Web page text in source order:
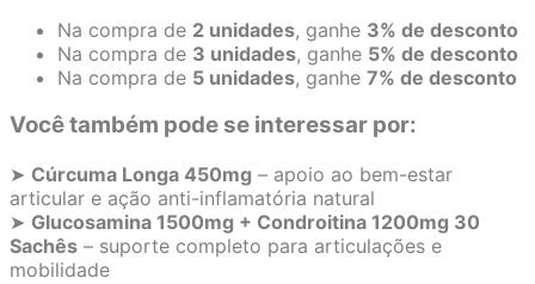
Na compra de 2 unidades, ganhe 3% de desconto
Na compra de 3 unidades, ganhe 5% de desconto
Na compra de 5 unidades, ganhe 7% de desconto
Você também pode se interessar por:
➤ Cúrcuma Longa 450mg – apoio ao bem-estar
articular e ação anti-inflamatória natural
➤ Glucosamina 1500mg + Condroitina 1200mg 30
Sachês – suporte completo para articulações e
mobilidade